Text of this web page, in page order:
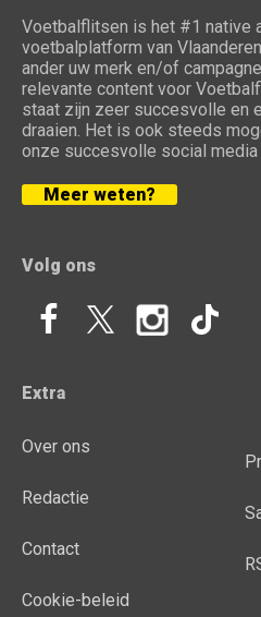
Voetbalflitsen is het #1 native
voetbalplatform van
ander uw merk en/of
relevante content voor
staat zijn zeer succesvolle en
draaien. Het is ook steeds
onze succesvolle social media
Meer weten?
Volg ons
Extra
Over ons
Redactie
Contact
Cookie-beleid